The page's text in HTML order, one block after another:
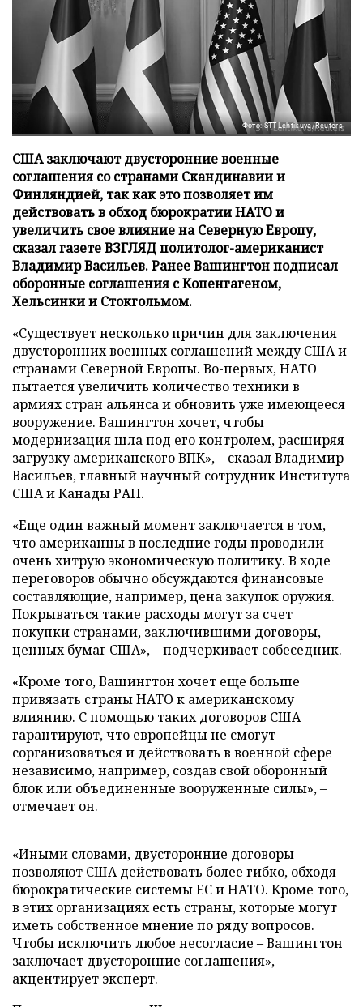
Фото: STT-Lehtikuva/Reuters
США заключают двусторонние военные
соглашения со странами Скандинавии и
Финляндией, так как это позволяет им
действовать в обход бюрократии НАТО и
увеличить свое влияние на Северную Европу,
сказал газете ВЗГЛЯД политолог-американист
Владимир Васильев. Ранее Вашингтон подписал
оборонные соглашения с Копенгагеном,
Хельсинки и Стокгольмом.
«Существует несколько причин для заключения
двусторонних военных соглашений между США и
странами Северной Европы. Во-первых, НАТО
пытается увеличить количество техники в
армиях стран альянса и обновить уже имеющееся
вооружение. Вашингтон хочет, чтобы
модернизация шла под его контролем, расширяя
загрузку американского ВПК», – сказал Владимир
Васильев, главный научный сотрудник Института
США и Канады РАН.
«Еще один важный момент заключается в том,
что американцы в последние годы проводили
очень хитрую экономическую политику. В ходе
переговоров обычно обсуждаются финансовые
составляющие, например, цена закупок оружия.
Покрываться такие расходы могут за счет
покупки странами, заключившими договоры,
ценных бумаг США», – подчеркивает собеседник.
«Кроме того, Вашингтон хочет еще больше
привязать страны НАТО к американскому
влиянию. С помощью таких договоров США
гарантируют, что европейцы не смогут
сорганизоваться и действовать в военной сфере
независимо, например, создав свой оборонный
блок или объединенные вооруженные силы», –
отмечает он.
«Иными словами, двусторонние договоры
позволяют США действовать более гибко, обходя
бюрократические системы ЕС и НАТО. Кроме того,
в этих организациях есть страны, которые могут
иметь собственное мнение по ряду вопросов.
Чтобы исключить любое несогласие – Вашингтон
заключает двусторонние соглашения», –
акцентирует эксперт.